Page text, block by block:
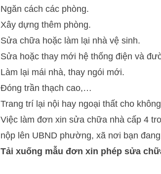
Ngăn cách các phòng.
Xây dựng thêm phòng.
Sửa chữa hoặc làm lại nhà vệ sinh.
Sửa hoặc thay mới hệ thống điện và
Làm lại mái nhà, thay ngói mới.
Đóng trần thạch cao,…
Trang trí lại nội hay ngoại thất cho
Việc làm đơn xin sửa chữa nhà cấp 4
nộp lên UBND phường, xã nơi bạn
Tải xuống mẫu đơn xin phép sửa